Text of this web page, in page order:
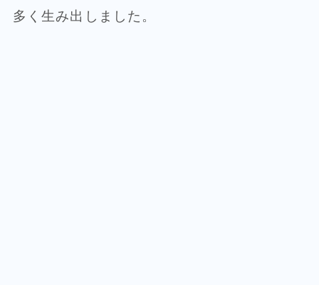
多く生み出しました。